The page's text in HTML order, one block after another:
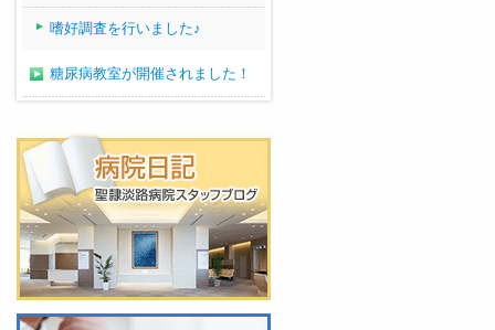
嗜好調査を行いました♪
糖尿病教室が開催されました！